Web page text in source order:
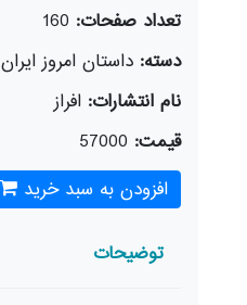
تعداد صفحات: 160
دسته: داستان امروز ایران
نام انتشارات: افراز
قیمت: 57000
افزودن به سبد خرید
توضیحات